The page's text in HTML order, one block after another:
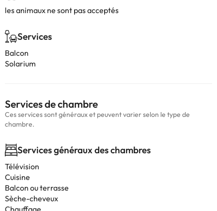
les animaux ne sont pas acceptés
Services
Balcon
Solarium
Services de chambre
Ces services sont généraux et peuvent varier selon le type de
chambre.
Services généraux des chambres
Télévision
Cuisine
Balcon ou terrasse
Sèche-cheveux
Chauffage